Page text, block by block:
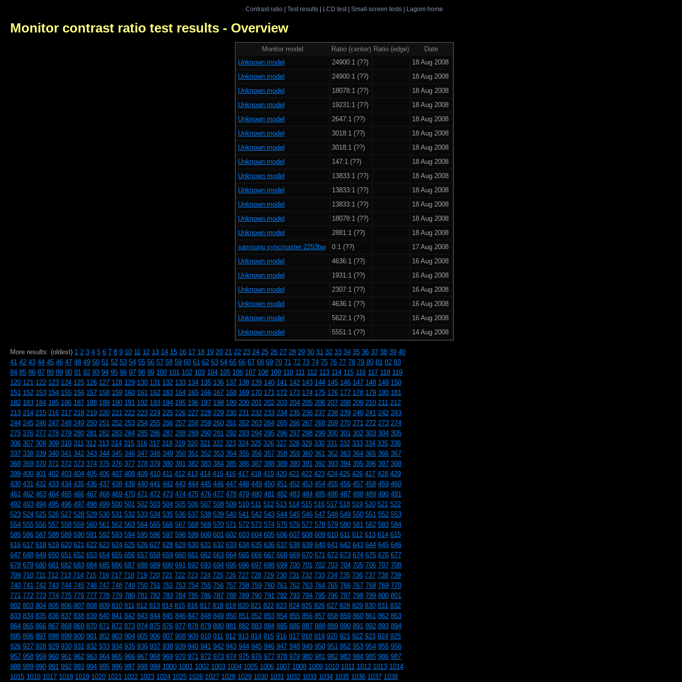
Contrast ratio| Test results| LCD test| Small-screen tests| Lagom home
Monitor contrast ratio test results - Overview
Monitor model Ratio (center) Ratio (edge)
Date
Unknown model
24900:1 (??)
18 Aug 2008
Unknown model
24900:1 (??)
18 Aug 2008
Unknown model
18078:1 (??)
18 Aug 2008
Unknown model
19231:1 (??)
18 Aug 2008
Unknown model
2647:1 (??)
18 Aug 2008
Unknown model
3018:1 (??)
18 Aug 2008
Unknown model
3018:1 (??)
18 Aug 2008
Unknown model
147:1 (??)
18 Aug 2008
Unknown model
13833:1 (??)
18 Aug 2008
Unknown model
13833:1 (??)
18 Aug 2008
Unknown model
13833:1 (??)
18 Aug 2008
Unknown model
18078:1 (??)
18 Aug 2008
Unknown model
2881:1 (??)
18 Aug 2008
samsung syncmaster 2253bw
0:1 (??)
17 Aug 2008
Unknown model
4636:1 (??)
16 Aug 2008
Unknown model
1931:1 (??)
16 Aug 2008
Unknown model
2307:1 (??)
16 Aug 2008
Unknown model
4636:1 (??)
16 Aug 2008
Unknown model
5622:1 (??)
16 Aug 2008
Unknown model
5551:1 (??) 14 Aug 2008
More results: (oldest) 1 2 3 4 5 6 7 8 9 10 11 12 13 14 15 16 17 18 19 20 21 22 23 24 25 26 27 28 29 30 31 32 33 34 35 36 37 38 39 40
41 42 43 44 45 46 47 48 49 50 51 52 53 54 55 56 57 58 59 60 61 62 63 64 65 66 67 68 69 70 71 72 73 74 75 76 77 78 79 80 81 82 83
84 85 86 87 88 89 90 91 92 93 94 95 96 97 98 99 100 101 102 103 104 105 106 107 108 109 110 111 112 113 114 115 116 117 118 119
120 121 122 123 124 125 126 127 128 129 130 131 132 133 134 135 136 137 138 139 140 141 142 143 144 145 146 147 148 149 150
151 152 153 154 155 156 157 158 159 160 161 162 163 164 165 166 167 168 169 170 171 172 173 174 175 176 177 178 179 180 181
182 183 184 185 186 187 188 189 190 191 192 193 194 195 196 197 198 199 200 201 202 203 204 205 206 207 208 209 210 211 212
213 214 215 216 217 218 219 220 221 222 223 224 225 226 227 228 229 230 231 232 233 234 235 236 237 238 239 240 241 242 243
244 245 246 247 248 249 250 251 252 253 254 255 256 257 258 259 260 261 262 263 264 265 266 267 268 269 270 271 272 273 274
275 276 277 278 279 280 281 282 283 284 285 286 287 288 289 290 291 292 293 294 295 296 297 298 299 300 301 302 303 304 305
306 307 308 309 310 311 312 313 314 315 316 317 318 319 320 321 322 323 324 325 326 327 328 329 330 331 332 333 334 335 336
337 338 339 340 341 342 343 344 345 346 347 348 349 350 351 352 353 354 355 356 357 358 359 360 361 362 363 364 365 366 367
368 369 370 371 372 373 374 375 376 377 378 379 380 381 382 383 384 385 386 387 388 389 390 391 392 393 394 395 396 397 398
399 400 401 402 403 404 405 406 407 408 409 410 411 412 413 414 415 416 417 418 419 420 421 422 423 424 425 426 427 428 429
430 431 432 433 434 435 436 437 438 439 440 441 442 443 444 445 446 447 448 449 450 451 452 453 454 455 456 457 458 459 460
461 462 463 464 465 466 467 468 469 470 471 472 473 474 475 476 477 478 479 480 481 482 483 484 485 486 487 488 489 490 491
492 493 494 495 496 497 498 499 500 501 502 503 504 505 506 507 508 509 510 511 512 513 514 515 516 517 518 519 520 521 522
523 524 525 526 527 528 529 530 531 532 533 534 535 536 537 538 539 540 541 542 543 544 545 546 547 548 549 550 551 552 553
554 555 556 557 558 559 560 561 562 563 564 565 566 567 568 569 570 571 572 573 574 575 576 577 578 579 580 581 582 583 584
585 586 587 588 589 590 591 592 593 594 595 596 597 598 599 600 601 602 603 604 605 606 607 608 609 610 611 612 613 614 615
616 617 618 619 620 621 622 623 624 625 626 627 628 629 630 631 632 633 634 635 636 637 638 639 640 641 642 643 644 645 646
647 648 649 650 651 652 653 654 655 656 657 658 659 660 661 662 663 664 665 666 667 668 669 670 671 672 673 674 675 676 677
678 679 680 681 682 683 684 685 686 687 688 689 690 691 692 693 694 695 696 697 698 699 700 701 702 703 704 705 706 707 708
709 710 711 712 713 714 715 716 717 718 719 720 721 722 723 724 725 726 727 728 729 730 731 732 733 734 735 736 737 738 739
740 741 742 743 744 745 746 747 748 749 750 751 752 753 754 755 756 757 758 759 760 761 762 763 764 765 766 767 768 769 770
771 772 773 774 775 776 777 778 779 780 781 782 783 784 785 786 787 788 789 790 791 792 793 794 795 796 797 798 799 800 801
802 803 804 805 806 807 808 809 810 811 812 813 814 815 816 817 818 819 820 821 822 823 824 825 826 827 828 829 830 831 832
833 834 835 836 837 838 839 840 841 842 843 844 845 846 847 848 849 850 851 852 853 854 855 856 857 858 859 860 861 862 863
864 865 866 867 868 869 870 871 872 873 874 875 876 877 878 879 880 881 882 883 884 885 886 887 888 889 890 891 892 893 894
895 896 897 898 899 900 901 902 903 904 905 906 907 908 909 910 911 912 913 914 915 916 917 918 919 920 921 922 923 924 925
926 927 928 929 930 931 932 933 934 935 936 937 938 939 940 941 942 943 944 945 946 947 948 949 950 951 952 953 954 955 956
957 958 959 960 961 962 963 964 965 966 967 968 969 970 971 972 973 974 975 976 977 978 979 980 981 982 983 984 985 986 987
988 989 990 991 992 993 994 995 996 997 998 999 1000 1001 1002 1003 1004 1005 1006 1007 1008 1009 1010 1011 1012 1013 1014
1015 1016 1017 1018 1019 1020 1021 1022 1023 1024 1025 1026 1027 1028 1029 1030 1031 1032 1033 1034 1035 1036 1037 1038